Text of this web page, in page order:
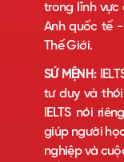
trong lĩnh vực
Anh quốc tế
Thế Giới.
SỨ MỆNH:
tư duy và
IELTS nói
giúp người
nghiệp và